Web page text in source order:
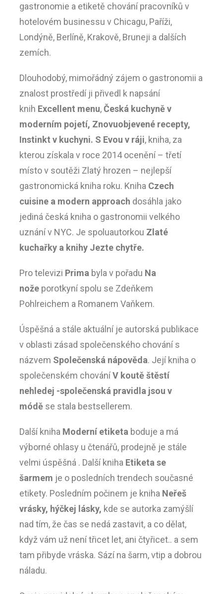
gastronomie a etiketě chování pracovníků v
hotelovém businessu v Chicagu, Paříži,
Londýně, Berlíně, Krakově, Bruneji a dalších
zemích.
Dlouhodobý, mimořádný zájem o gastronomii a
znalost prostředí ji přivedl k napsání
knih Excellent menu,Česká kuchyně v
moderním pojetí, Znovuobjevené recepty,
Instinkt v kuchyni. S Evou v ráji, kniha, za
kterou získala v roce 2014 ocenění – třetí
místo v soutěži Zlatý hrozen – nejlepší
gastronomická kniha roku. Kniha Czech
cuisine a modern approach dosáhla jako
jediná česká kniha o gastronomii velkého
uznání v NYC. Je spoluautorkou Zlaté
kuchařky a knihy Jezte chytře.
Pro televizi Prima byla v pořadu Na
nože porotkyní spolu se Zdeňkem
Pohlreichem a Romanem Vaňkem.
Úspěšná a stále aktuální je autorská publikace
v oblasti zásad společenského chování s
názvem Společenská nápověda. Její kniha o
společenském chováníV koutě štěstí
nehledej -společenská pravidla jsou v
módě se stala bestsellerem.
Další kniha Moderní etiketa boduje a má
výborné ohlasy u čtenářů, prodejně je stále
velmi úspěšná . Další kniha Etiketa se
šarmem je o posledních trendech současné
etikety. Posledním počinem je kniha Neřeš
vrásky, hýčkej lásky, kde se autorka zamýšlí
nad tím, že čas se nedá zastavit, a co dělat,
když vám už není třicet let, ani čtyřicet.. a sem
tam přibyde vráska. Sází na šarm, vtip a dobrou
náladu.